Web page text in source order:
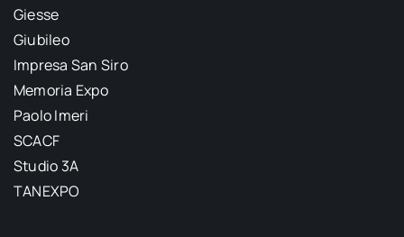
Giesse
Giubileo
Impresa San Siro
Memoria Expo
Paolo Imeri
SCACF
Studio 3A
TANEXPO